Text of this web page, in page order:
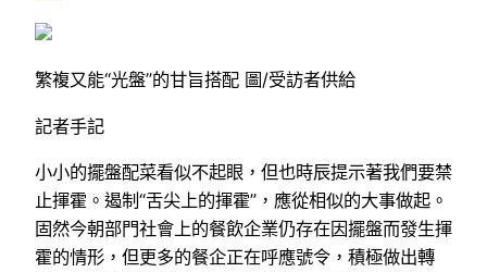
繁複又能“光盤”的甘旨搭配 圖/受訪者供給
記者手記
小小的擺盤配菜看似不起眼，但也時辰提示著我們要禁
止揮霍。遏制“舌尖上的揮霍”，應從相似的大事做起。
固然今朝部門社會上的餐飲企業仍存在因擺盤而發生揮
霍的情形，但更多的餐企正在呼應號令，積極做出轉